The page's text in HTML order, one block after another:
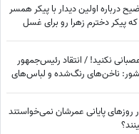
درباره اولین دیدار با پیکر همسر
پیکر دخترم زهرا رو برای غسل
نکنید! / انتقاد رئیس‌جمهور
ناخن‌های رنگ‌شده و لباس‌های
پایانی عمرشان نمی‌خواستند